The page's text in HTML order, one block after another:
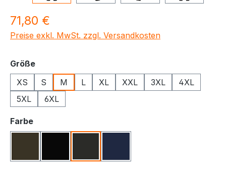
Regulärer Preis:
71,80 €
Preise exkl. MwSt. zzgl. Versandkosten
Größeauswählen
XS
S M L XL XXL 3XL
4XL
5XL
6XL
Farbeauswählen